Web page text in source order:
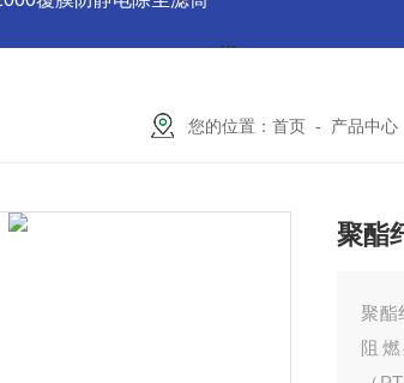
您的位置：首页 - 产品中心
聚酯
聚酯
阻